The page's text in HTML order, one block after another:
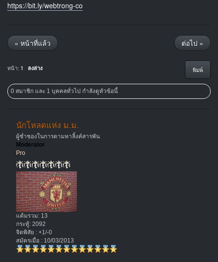
https://bit.ly/webtrong-co
« หน้าที่แล้ว ต่อไป »
พิมพ์
หน้า: 1 ลงล่าง
0 สมาชิก และ 1 บุคคลทั่วไป กำลังดูหัวข้อนี้
นักโหลดแห่ง ม.ม.
ผู้ช่ำชองในการตามหาลิ้งค์สารพัน
Moderator
Pro
แต้มรวม: 13
กระทู้: 2092
จิตพิสัย : +1/-0
สมัครเมื่อ : 10/03/2013